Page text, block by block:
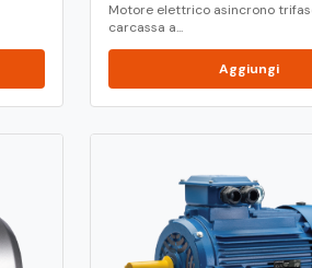
Motore elettrico asincrono
carcassa a...
Aggiungi